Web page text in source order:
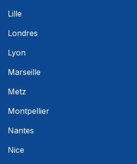
Lille
Londres
Lyon
Marseille
Metz
Montpellier
Nantes
Nice